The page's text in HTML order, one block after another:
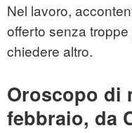
Nel lavoro,
offerto senza
chiedere altro.
Oroscopo di
febbraio, da